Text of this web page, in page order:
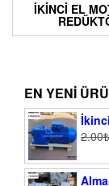
İKINCI EL
EN YENI
2.00₺